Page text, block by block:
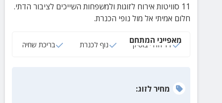
11 סוויטות אירוח לזוגות ולמשפחות השייכים לציבור הדתי.
חלום אמיתי אל מול נופי הכנרת.
מאפייני המתחם
11 חדרי בוטיק נוף לכנרת בריכת שחיה
מחירלזוג: